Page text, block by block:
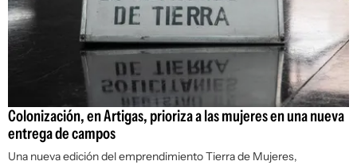
Colonización, en Artigas, prioriza a las mujeres en una nueva
entrega de campos
Una nueva edición del emprendimiento Tierra de Mujeres,